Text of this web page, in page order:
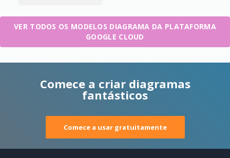
VER TODOS OS MODELOS DIAGRAMA DA PLATAFORMA
GOOGLE CLOUD
Comece a criar diagramas
fantásticos
Comece a usar gratuitamente